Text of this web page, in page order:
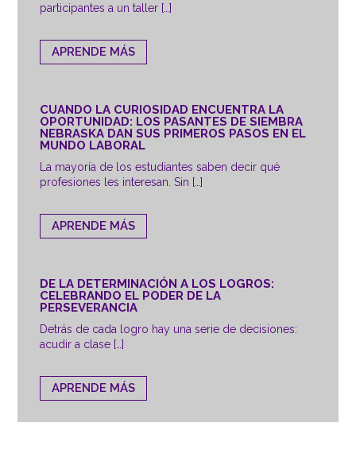
participantes a un taller […]
APRENDE MÁS
CUANDO LA CURIOSIDAD ENCUENTRA LA
OPORTUNIDAD: LOS PASANTES DE SIEMBRA
NEBRASKA DAN SUS PRIMEROS PASOS EN EL
MUNDO LABORAL
La mayoría de los estudiantes saben decir qué
profesiones les interesan. Sin […]
APRENDE MÁS
DE LA DETERMINACIÓN A LOS LOGROS:
CELEBRANDO EL PODER DE LA
PERSEVERANCIA
Detrás de cada logro hay una serie de decisiones:
acudir a clase […]
APRENDE MÁS